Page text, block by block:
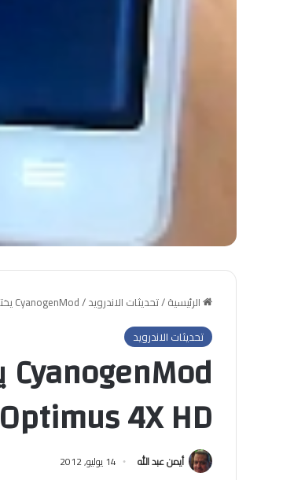
الرئيسية/تحديثات الاندرويد/CyanogenMod يختبر الجيلي بين على LG Optimus 4X HD (فيديو)
تحديثات الاندرويد
Optimus 4X HD (فيديو)
أيمن عبد الله 14 يوليو, 2012